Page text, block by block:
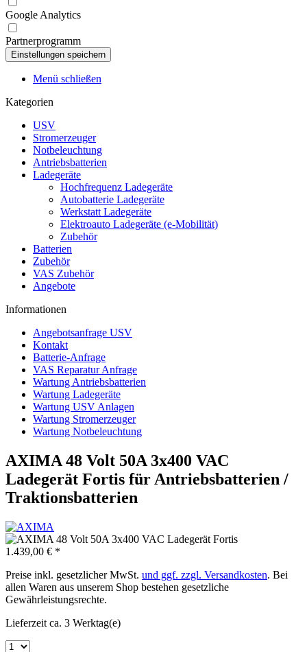
Google Analytics
Partnerprogramm
Menü schließen
Kategorien
USV
Stromerzeuger
Notbeleuchtung
Antriebsbatterien
Ladegeräte
Hochfrequenz Ladegeräte
Autobatterie Ladegeräte
Werkstatt Ladegeräte
Elektroauto Ladegeräte (e-Mobilität)
Zubehör
Batterien
Zubehör
VAS Zubehör
Angebote
Informationen
Angebotsanfrage USV
Kontakt
Batterie-Anfrage
VAS Reparatur Anfrage
Wartung Antriebsbatterien
Wartung Ladegeräte
Wartung USV Anlagen
Wartung Stromerzeuger
Wartung Notbeleuchtung
AXIMA 48 Volt 50A 3x400 VAC
Ladegerät Fortis für Antriebsbatterien /
Traktionsbatterien
1.439,00 € *
Preise inkl. gesetzlicher MwSt. und ggf. zzgl. Versandkosten. Bei
allen Waren aus unserem Shop bestehen gesetzliche
Gewährleistungsrechte.
Lieferzeit ca. 3 Werktag(e)